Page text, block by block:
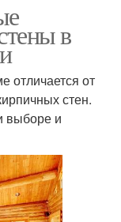
в
отличается от
стен.
выборе и